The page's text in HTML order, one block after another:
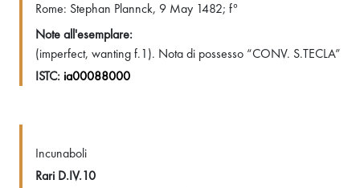
Rome: Stephan Plannck, 9 May 1482; f°
Note all'esemplare:
(imperfect, wanting f.1). Nota di possesso “CONV. S.TECLA”
ISTC: ia00088000
Incunaboli
Rari D.IV.10